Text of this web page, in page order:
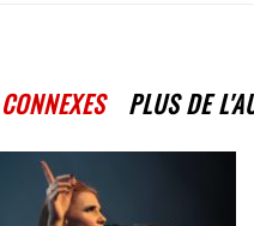
PLUS DE